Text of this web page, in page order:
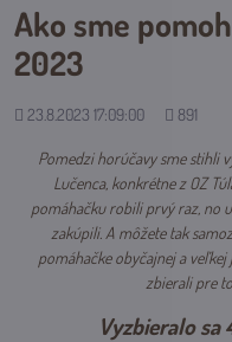
Ako sme
2023
Pridané
23.8.2023 17:09:00
Počet
891
Pomedzi horúčavy sme stihli
Lučenca, konkrétne z OZ
pomáhačku robili prvý raz, no
zakúpili. A môžete tak
pomáhačke obyčajnej a
zbierali pre
Vyzbieralo sa